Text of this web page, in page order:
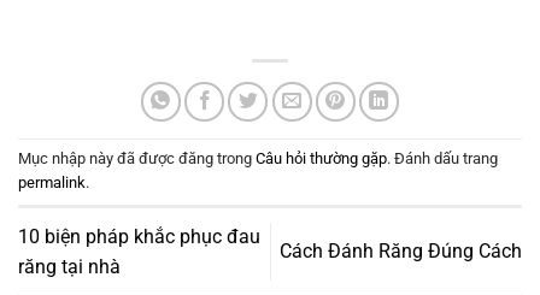
Mục nhập này đã được đăng trong Câu hỏi thường gặp. Đánh dấu trang
permalink.
10 biện pháp khắc phục đau
răng tại nhà
Cách Đánh Răng Đúng Cách